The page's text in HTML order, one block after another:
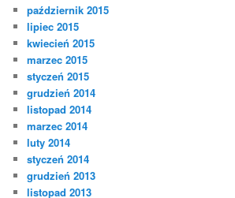
październik 2015
lipiec 2015
kwiecień 2015
marzec 2015
styczeń 2015
grudzień 2014
listopad 2014
marzec 2014
luty 2014
styczeń 2014
grudzień 2013
listopad 2013